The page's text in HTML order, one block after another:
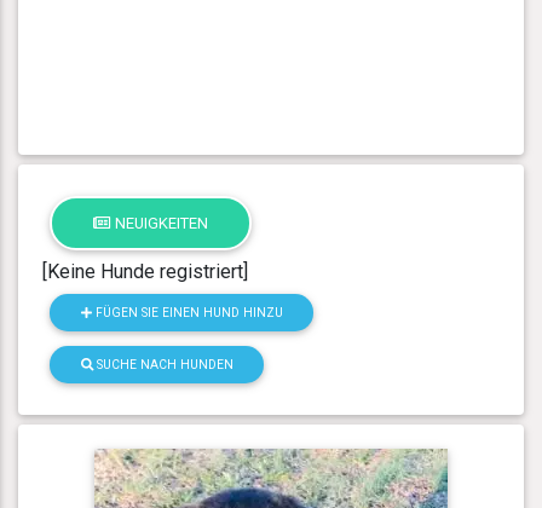
NEUIGKEITEN
[Keine Hunde registriert]
FÜGEN SIE EINEN HUND HINZU
SUCHE NACH HUNDEN